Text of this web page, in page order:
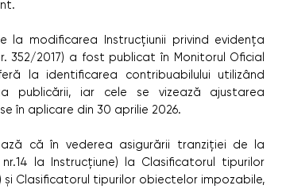
la modificarea Instrucțiunii privind evidența
352/2017) a fost publicat în Monitorul Oficial
la identificarea contribuabilului utilizând
publicării, iar cele se vizează ajustarea
în aplicare din 30 aprilie 2026.
că în vederea asigurării tranziției de la
la Instrucțiune) la Clasificatorul tipurilor
și Clasificatorul tipurilor obiectelor impozabile,